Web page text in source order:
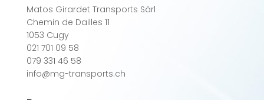
Matos Girardet Transports Sàrl
Chemin de Dailles 11
1053 Cugy
021 701 09 58
079 331 46 58
info@mg-transports.ch